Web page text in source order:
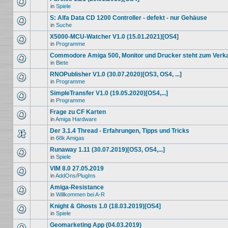
in Spiele
S: Alfa Data CD 1200 Controller - defekt - nur Gehäuse
in Suche
X5000-MCU-Watcher V1.0 (15.01.2021)[OS4]
in Programme
Commodore Amiga 500, Monitor und Drucker steht zum
in Biete
RNOPublisher V1.0 (30.07.2020)[OS3, OS4, ...]
in Programme
SimpleTransfer V1.0 (19.05.2020)[OS4,...]
in Programme
Frage zu CF Karten
inAmiga Hardware
Der 3.1.4 Thread - Erfahrungen, Tipps und Tricks
in 68k Amigas
Runaway 1.11 (30.07.2019)[OS3, OS4,...]
in Spiele
VIM 8.0 27.05.2019
inAddOns/PlugIns
Amiga-Resistance
in Willkommen bei A-R
Knight & Ghosts 1.0 (18.03.2019)[OS4]
in Spiele
Geomarketing App (04.03.2019)